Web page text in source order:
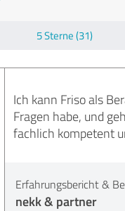
5 Sterne (31)
Ich kann Friso als
Fragen habe, und
fachlich kompetent
Erfahrungsbericht &
nekk & partner